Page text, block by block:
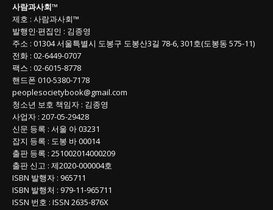
목
록
사람과사회™
제호 : 사람과사회™
발행인·편집인 : 김종영
주소 : 01304서울특별시 도봉구 도봉산3길 78-6, 301호(도봉동 575-11)
전화 : 02-6449-0707
팩스 : 02-6015-8778
핸드폰 010-5380-7178
peoplesocietybook@gmail.com
청소년 보호 책임자 : 김종영
사업자 : 207-05-29428
신문 등록 : 서울 아 03231
잡지 등록 : 도봉 바 00014
출판 등록 : 251002014000209
출판 신고 : 제2020-000004호
ISBN 발행자 : 965711
ISBN 발행처 : 979-11-965711
ISSN 번호 : ISSN 2635-876X